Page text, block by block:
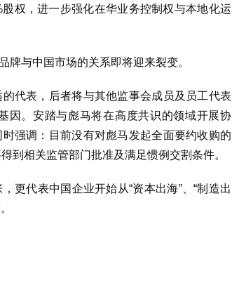
权，进一步强化在华业务控制权与本地化运
牌与中国市场的关系即将迎来裂变。
代表，后者将与其他监事会成员及员工代表
因。安踏与彪马将在高度共识的领域开展协
强调：目前没有对彪马发起全面要约收购的
到相关监管部门批准及满足惯例交割条件。
更代表中国企业开始从“资本出海”、“制造出